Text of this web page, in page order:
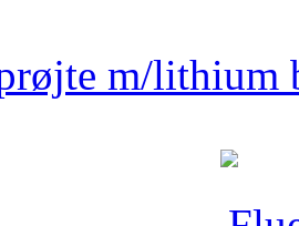
m/lithium